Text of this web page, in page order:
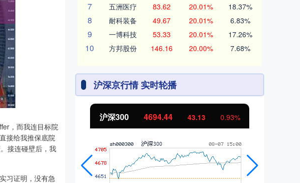
，而我连目标院
接给我推保底院
接连碰壁后，我
习证明，没有急
7 五洲医疗 83.62 20.01% 18.37%
8 耐科装备 49.67 20.01% 6.83%
9 一博科技 53.33 20.01% 17.26%
10 方邦股份 146.16 20.00% 7.68%
沪深京行情 实时轮播
北证50 1134.24 11.37 1.01%